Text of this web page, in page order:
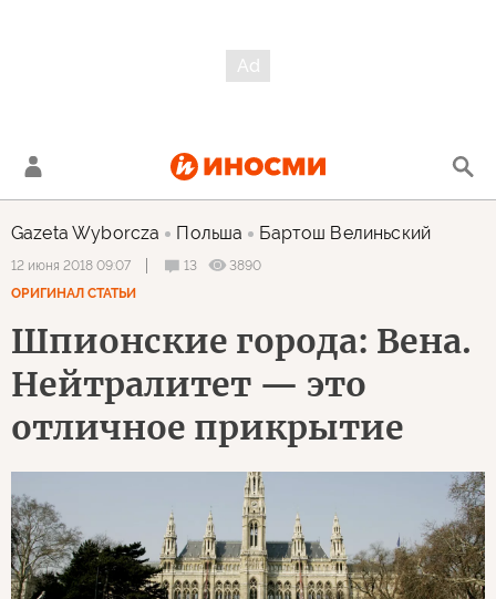
Gazeta Wyborcza Польша Бартош Велиньский
12 июня 2018 09:07 13
3890
ОРИГИНАЛ СТАТЬИ
Шпионские города: Вена.
Нейтралитет — это
отличное прикрытие